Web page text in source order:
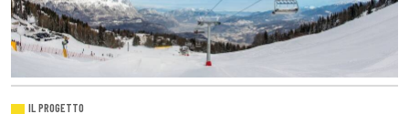
IL PROGETTO